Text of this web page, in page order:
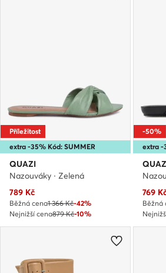
extra -35% Kód: SUMMER
Příležitost
QUAZI
Nazouváky · Zelená
Aktuální cena
789 Kč
Běžná cena1 366 Kč-42%
Nejnižší cena879 Kč-10%
extra -
-50%
769
Běžná